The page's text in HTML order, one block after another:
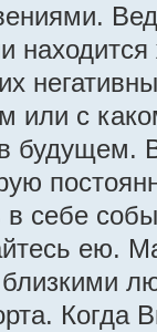
или с
в
в себе
ею.
Когда